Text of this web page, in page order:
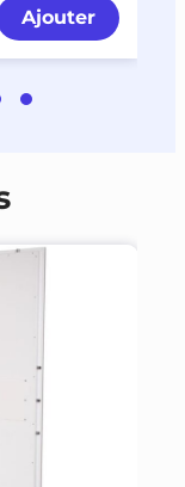
Ajouter